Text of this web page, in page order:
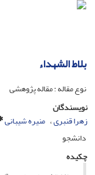
بلاط الشهداء
نوع مقاله : مقاله پژوهشی
نویسندگان
زهرا قنبری منیره شیبانی
دانشجو
چکیده